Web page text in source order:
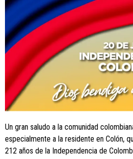
Un gran saludo a la comunidad
especialmente a la residente en Colón,
212 años de la Independencia de